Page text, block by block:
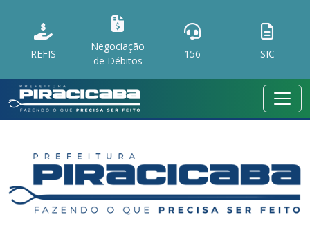
REFIS
Negociação
de Débitos
156 SIC